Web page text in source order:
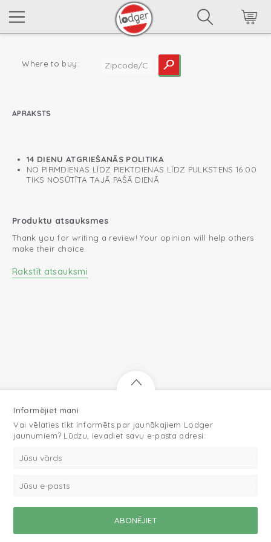
Where to buy:
APRAKSTS
14 DIENU ATGRIEŠANĀS POLITIKA
NO PIRMDIENAS LĪDZ PIEKTDIENAS LĪDZ PULKSTENS 16:00
TIKS NOSŪTĪTA TAJĀ PAŠĀ DIENĀ
Produktu atsauksmes
Thank you for writing a review! Your opinion will help others
make their choice.
Rakstīt atsauksmi
Informējiet mani
Vai vēlaties tikt informēts par jaunākajiem Lodger
jaunumiem? Lūdzu, ievadiet savu e-pasta adresi: